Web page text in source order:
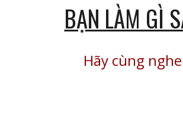
BẠN LÀM GÌ
Hãy cùng